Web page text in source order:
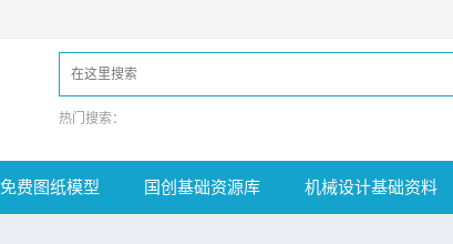
热门搜索：
免费图纸模型 国创基础资源库 机械设计基础资料